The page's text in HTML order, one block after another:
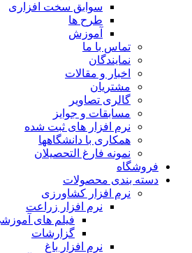
سوابق سخت افزاری
طرح ها
آموزش
تماس با ما
نمایندگان
اخبار و مقالات
مشتریان
گالری تصاویر
مسابقات و جوایز
نرم افزار های ثبت شده
همکاری با دانشگاهها
نمونه فارغ التحصیلان
فروشگاه
دسته بندی محصولات
نرم افزار کشاورزی
نرم افزار زراعت
فیلم های
گزارشات
نرم افزار باغ